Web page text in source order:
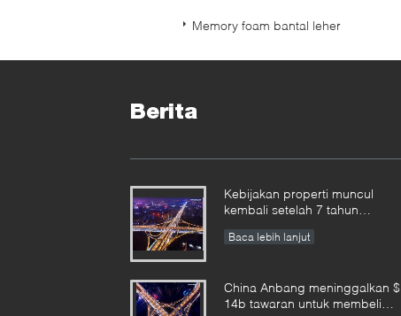
Memory foam bantal leher
Berita
Kebijakan properti muncul
kembali setelah 7 tahun
Baca lebih lanjut
China Anbang meninggalkan $
14b tawaran untuk membeli